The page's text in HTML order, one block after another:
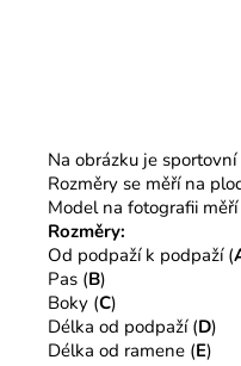
Na obrázku je
Rozměry se měří na
Model na fotografii
Rozměry:
Od podpaží k podpaží (
Pas (B)
Boky (C)
Délka od podpaží (D)
Délka od ramene (E)